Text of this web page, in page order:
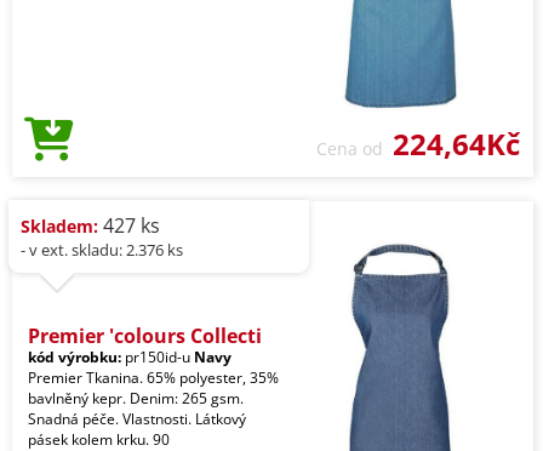
Cena od 224,64Kč
Skladem: 427 ks
- v ext. skladu: 2.376 ks
Premier 'colours Collecti
kód výrobku: pr150id-u Navy
Premier Tkanina. 65% polyester, 35%
bavlněný kepr. Denim: 265 gsm.
Snadná péče. Vlastnosti. Látkový
pásek kolem krku. 90